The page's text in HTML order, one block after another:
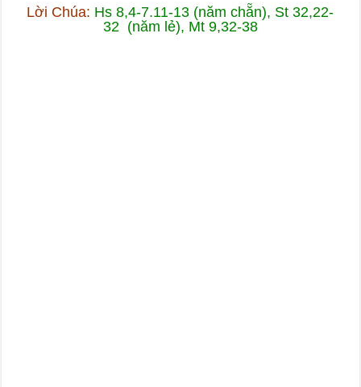
Lời Chúa: Hs 8,4-7.11-13 (năm chẵn), St 32,22-
32 (năm lẻ), Mt 9,32-38